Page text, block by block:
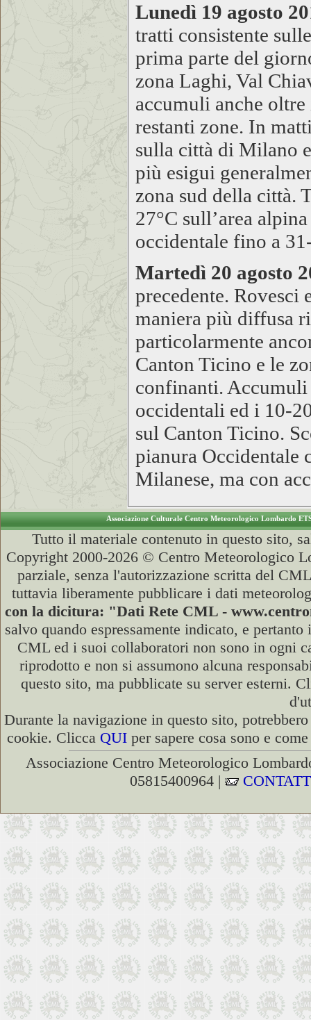
Lunedì 19 agosto
tratti consistente
prima parte del
zona Laghi, Val
accumuli anche
restanti zone. In
sulla città di Milano
più esigui
zona sud della città.
27°C sull’area
occidentale fino a
Martedì 20 agosto
precedente. Rovesci
maniera più diffusa
particolarmente
Canton Ticino e le
confinanti. Accumuli
occidentali ed i 10-
sul Canton Ticino.
pianura Occidentale
Milanese, ma con
Associazione Culturale Centro Meteorologico Lombardo
Tutto il materiale contenuto in questo sito,
Copyright 2000-2026 © Centro Meteorologico
parziale, senza l'autorizzazione scritta del
tuttavia liberamente pubblicare i dati
con la dicitura: "Dati Rete CML -
salvo quando espressamente indicato, e
CML ed i suoi collaboratori non sono in ogni
riprodotto e non si assumono alcuna
questo sito, ma pubblicate su server esterni.
Durante la navigazione in questo sito,
cookie. Clicca QUI per sapere cosa sono e
Associazione Centro Meteorologico
05815400964 |